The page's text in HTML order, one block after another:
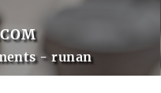
- runan